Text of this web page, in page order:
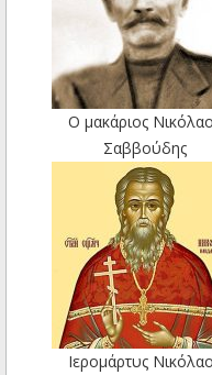
Ο μακάριος
Σαββούδης
Ιερομάρτυς